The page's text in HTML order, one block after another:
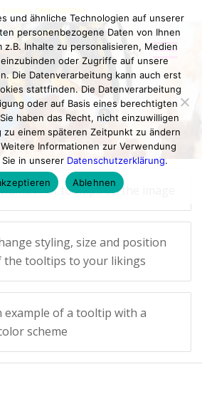
Telefon: 0800 0420044
2
3
number of tooltips on the image
styling, size and position
the tooltips to your likings
example of a tooltip with a
scheme
und ähnliche Technologien auf unserer
personenbezogene Daten von Ihnen
z.B. Inhalte zu personalisieren, Medien
oder Zugriffe auf unsere
Die Datenverarbeitung kann auch erst
stattfinden. Die Datenverarbeitung
oder auf Basis eines berechtigten
haben das Recht, nicht einzuwilligen
zu einem späteren Zeitpunkt zu ändern
Informationen zur Verwendung
in unserer Datenschutzerklärung.
Ablehnen